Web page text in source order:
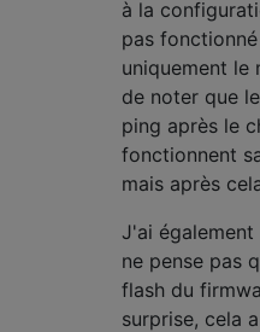
à la
pas
uniquement le
de noter que
ping après le
fonctionnent
mais après
J'ai
ne pense pas
flash du
surprise, cela